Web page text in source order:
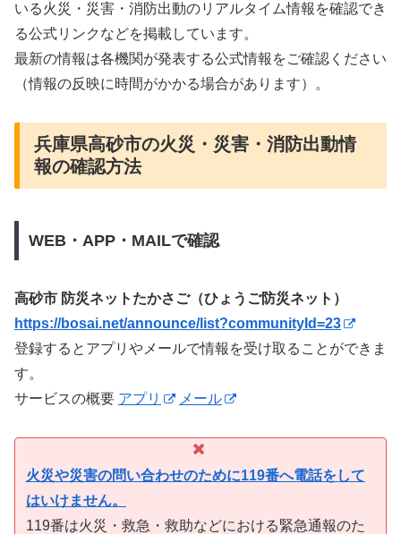
いる火災・災害・消防出動のリアルタイム情報を確認でき
る公式リンクなどを掲載しています。
最新の情報は各機関が発表する公式情報をご確認ください
（情報の反映に時間がかかる場合があります）。
兵庫県高砂市の火災・災害・消防出動情
報の確認方法
WEB・APP・MAILで確認
高砂市 防災ネットたかさご（ひょうご防災ネット）
https://bosai.net/announce/list?communityId=23
登録するとアプリやメールで情報を受け取ることができま
す。
サービスの概要 アプリ メール
火災や災害の問い合わせのために119番へ電話をして
はいけません。
119番は火災・救急・救助などにおける緊急通報のた